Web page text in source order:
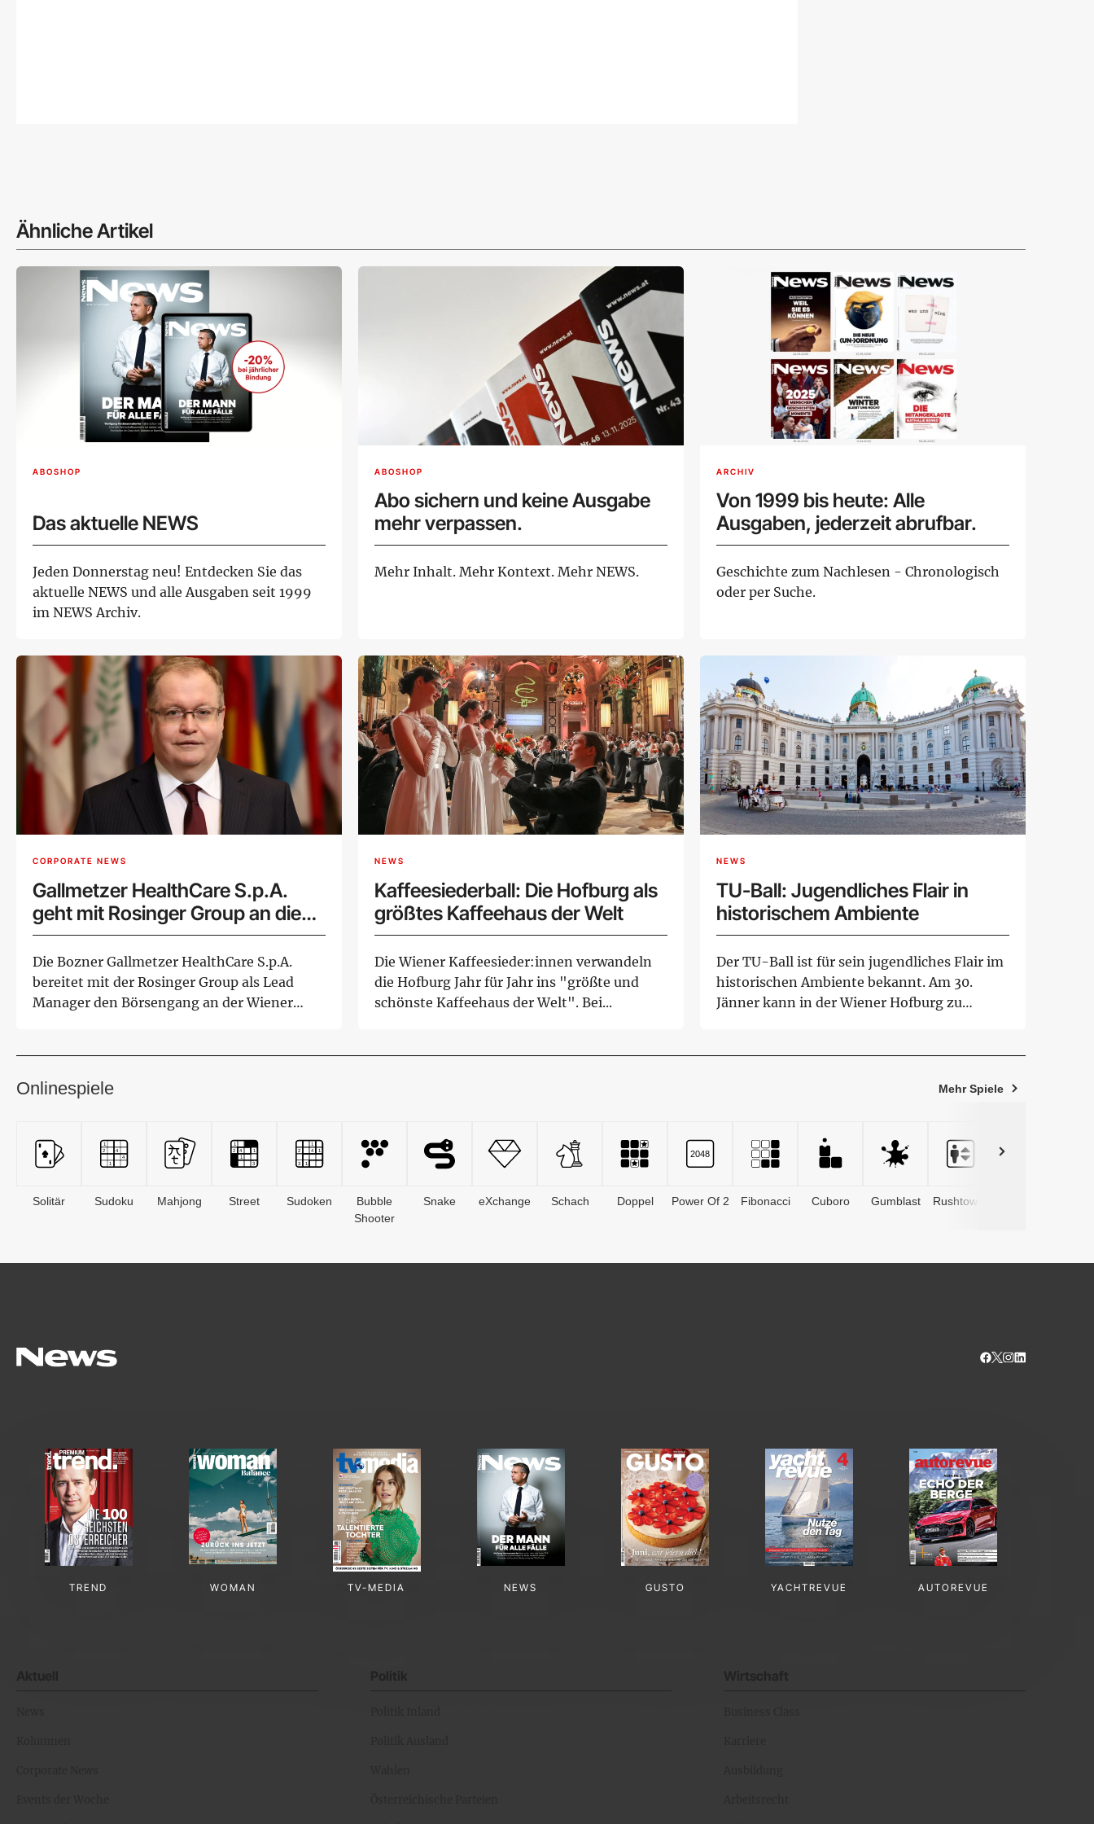
Ähnliche Artikel
ABOSHOP
Das aktuelle NEWS
Jeden Donnerstag neu! Entdecken Sie das
aktuelle NEWS und alle Ausgaben seit 1999
im NEWS Archiv.
ABOSHOP
Abo sichern und keine Ausgabe
mehr verpassen.
Mehr Inhalt. Mehr Kontext. Mehr NEWS.
ARCHIV
Von 1999 bis heute: Alle
Ausgaben, jederzeit abrufbar.
Geschichte zum Nachlesen - Chronologisch
oder per Suche.
CORPORATE NEWS
Gallmetzer HealthCare S.p.A.
geht mit Rosinger Group an die
Wiener Börse
Die Bozner Gallmetzer HealthCare S.p.A.
bereitet mit der Rosinger Group als Lead
Manager den Börsengang an der Wiener
NEWS
Kaffeesiederball: Die Hofburg als
größtes Kaffeehaus der Welt
Die Wiener Kaffeesieder:innen verwandeln
die Hofburg Jahr für Jahr ins "größte und
schönste Kaffeehaus der Welt". Bei...
NEWS
TU-Ball: Jugendliches Flair in
historischem Ambiente
Der TU-Ball ist für sein jugendliches Flair im
historischen Ambiente bekannt. Am 30.
Jänner kann in der Wiener Hofburg zu
Onlinespiele Mehr Spiele
Solitär Sudoku Mahjong Street Sudoken
Bubble
Shooter
Snake eXchange Schach Doppel Power Of 2 Fibonacci Cuboro Gumblast Rushtower
TREND WOMAN TV-MEDIA NEWS GUSTO YACHTREVUE AUTOREVUE